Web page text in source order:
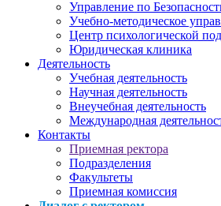
Управление по
Учебно-методическое
Центр психологической
Юридическая клиника
Деятельность
Учебная деятельность
Научная деятельность
Внеучебная деятельность
Международная
Контакты
Приемная ректора
Подразделения
Факультеты
Приемная комиссия